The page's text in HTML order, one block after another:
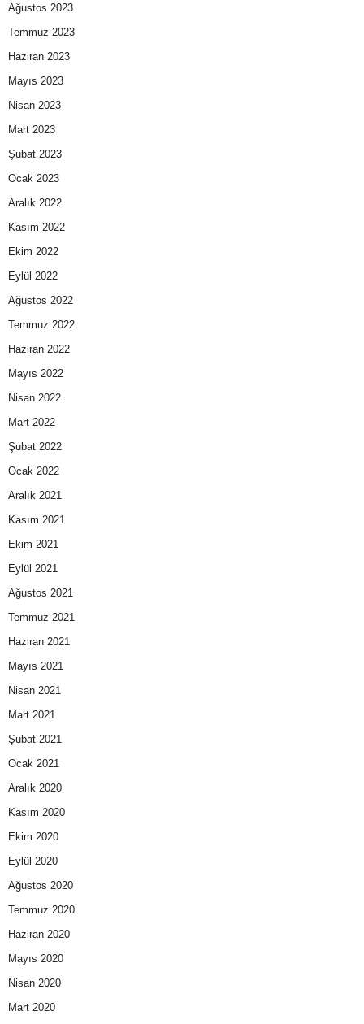
Ağustos 2023
Temmuz 2023
Haziran 2023
Mayıs 2023
Nisan 2023
Mart 2023
Şubat 2023
Ocak 2023
Aralık 2022
Kasım 2022
Ekim 2022
Eylül 2022
Ağustos 2022
Temmuz 2022
Haziran 2022
Mayıs 2022
Nisan 2022
Mart 2022
Şubat 2022
Ocak 2022
Aralık 2021
Kasım 2021
Ekim 2021
Eylül 2021
Ağustos 2021
Temmuz 2021
Haziran 2021
Mayıs 2021
Nisan 2021
Mart 2021
Şubat 2021
Ocak 2021
Aralık 2020
Kasım 2020
Ekim 2020
Eylül 2020
Ağustos 2020
Temmuz 2020
Haziran 2020
Mayıs 2020
Nisan 2020
Mart 2020